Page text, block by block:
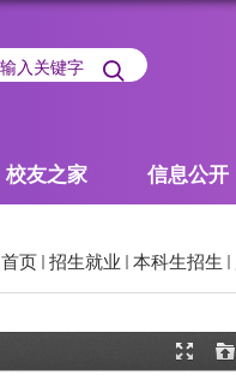
校友之家 信息公开
首页 招生就业 本科生招生